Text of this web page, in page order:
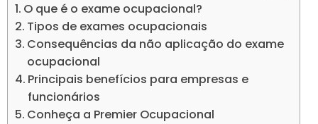
O que é o exame ocupacional?
Tipos de exames ocupacionais
Consequências da não aplicação do exame
ocupacional
Principais benefícios para empresas e
funcionários
Conheça a Premier Ocupacional